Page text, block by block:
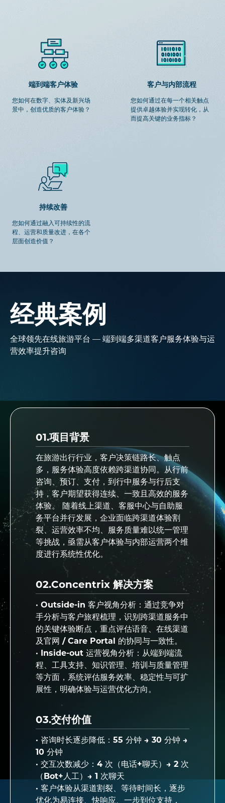
端到端客户体验
您如何在数字、实体及新兴场
景中，创造优质的客户体验？
客户与内部流程
您如何通过在每一个相关触点
提供卓越体验并实现转化，从
而提高关键的业务指标？
持续改善
您如何通过融入可持续性的流
程、运营和质量改进，在各个
层面创造价值？
经典案例
全球领先在线旅游平台 — 端到端多渠道客户服务体验与运
营效率提升咨询
01.项目背景
在旅游出行行业，客户决策链路长、触点
多，服务体验高度依赖跨渠道协同。从行前
咨询、预订、支付，到行中服务与行后支
持，客户期望获得连续、一致且高效的服务
体验。 随着线上渠道、客服中心与自助服
务平台并行发展，企业面临跨渠道体验割
裂、运营效率不均、服务质量难以统一管理
等挑战，亟需从客户体验与内部运营两个维
度进行系统性优化。
02.Concentrix 解决方案
· Outside-in 客户视角分析：通过竞争对
手分析与客户旅程梳理，识别跨渠道服务中
的关键体验断点，重点评估语音、在线渠道
及官网 / Care Portal 的协同与一致性。
· Inside-out 运营视角分析：从端到端流
程、工具支持、知识管理、培训与质量管理
等方面，系统评估服务效率、稳定性与可扩
展性，明确体验与运营优化方向。
03.交付价值
· 咨询时长逐步降低：55 分钟 → 30 分钟 →
10 分钟
· 交互次数减少：4 次（电话+聊天）→ 2 次
（Bot+人工）→ 1 次聊天
· 客户体验从渠道割裂、等待时间长，逐步
优化为易连接、快响应、一步到位支持，